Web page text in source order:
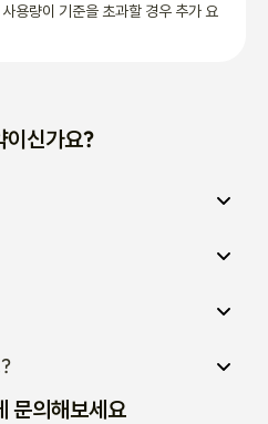
용량이 기준을 초과할 경우 추가 요
이신가요?
문의해보세요